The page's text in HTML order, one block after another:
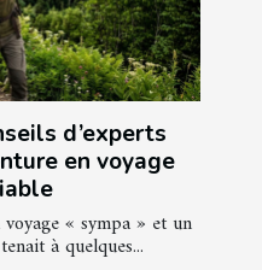
d’experts
en voyage
« sympa » et un
à quelques...